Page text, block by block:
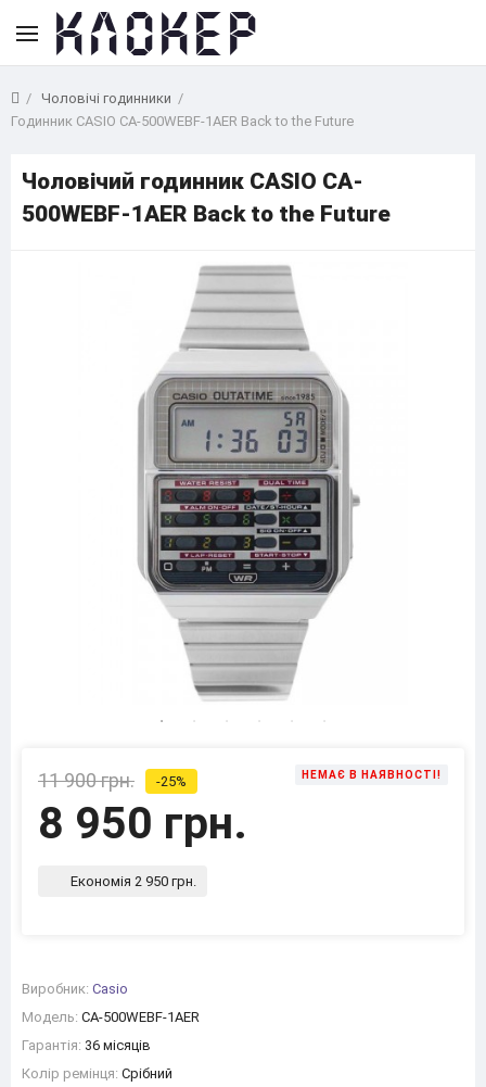
Чоловічі годинники
Годинник CASIO CA-500WEBF-1AER Back to the Future
Чоловічий годинник CASIO CA-
500WEBF-1AER Back to the Future
11 900 грн. -25%
8 950 грн.
НЕМАЄ В НАЯВНОСТІ!
Економія 2 950 грн.
Виробник: Casio
Модель: CA-500WEBF-1AER
Гарантія: 36 місяців
Колір ремінця: Срібний